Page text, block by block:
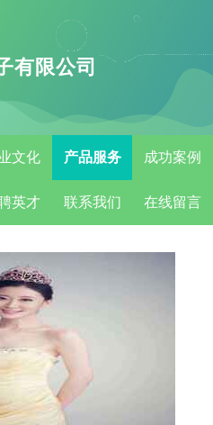
有限公司
文化 产品服务 成功案例
英才 联系我们 在线留言